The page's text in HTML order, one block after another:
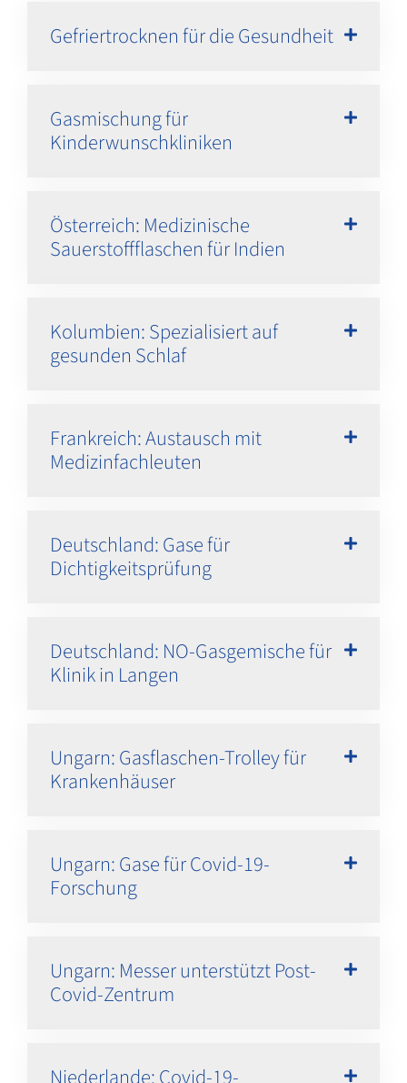
Gefriertrocknen für die Gesundheit
Gasmischung für
Kinderwunschkliniken
Österreich: Medizinische
Sauerstoffflaschen für Indien
Kolumbien: Spezialisiert auf
gesunden Schlaf
Frankreich: Austausch mit
Medizinfachleuten
Deutschland: Gase für
Dichtigkeitsprüfung
Deutschland: NO-Gasgemische für
Klinik in Langen
Ungarn: Gasflaschen-Trolley für
Krankenhäuser
Ungarn: Gase für Covid-19-
Forschung
Ungarn: Messer unterstützt Post-
Covid-Zentrum